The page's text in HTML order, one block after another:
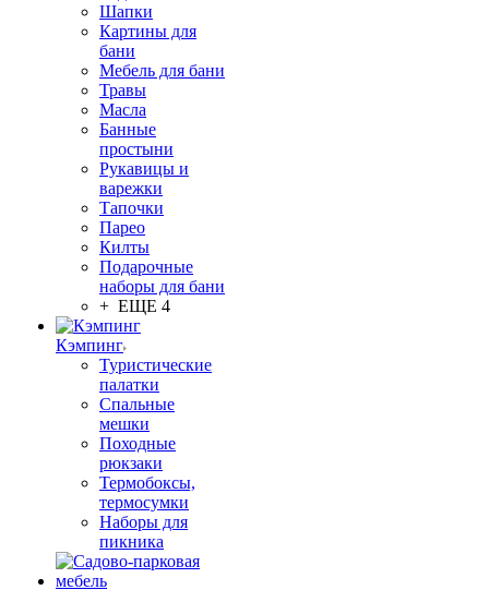
Шапки
Картины для
бани
Мебель для бани
Травы
Масла
Банные
простыни
Рукавицы и
варежки
Тапочки
Парео
Килты
Подарочные
наборы для бани
+ ЕЩЕ 4
Кэмпинг
Туристические
палатки
Спальные
мешки
Походные
рюкзаки
Термобоксы,
термосумки
Наборы для
пикника